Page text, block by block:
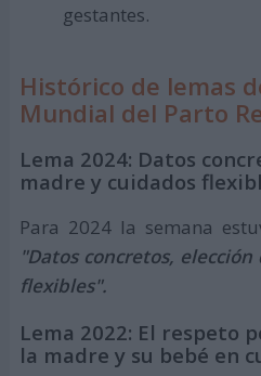
gestantes.
Histórico de lemas
Mundial del Parto
Lema 2024: Datos
madre y cuidados
Para 2024 la semana
"Datos concretos,
flexibles".
Lema 2022: El respeto
la madre y su bebé en